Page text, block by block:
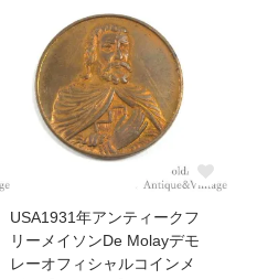
USA1931年アンティークフ
リーメイソンDe Molayデモ
レーオフィシャルコインメ